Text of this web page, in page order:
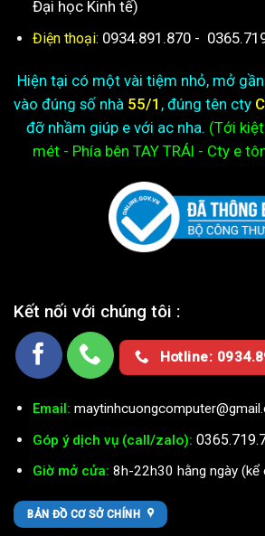
Đại học Kinh tế)
Điện thoại: 0934.891.870 -
Hiện tại có một vài tiệm nhỏ, mở
vào đúng số nhà 55/1 , đúng tên cty
đỡ nhầm giúp e với ac nha. (Tới kiệt
mét - Phía bên TAY TRÁI - Cty e
Kết nối với chúng tôi :
Hotline:
Email:
Góp ý dịch vụ (call/zalo):
Giờ mở cửa: 8h-22h30 hằng ngày (kể
BẢN ĐỒ CƠ SỞ CHÍNH